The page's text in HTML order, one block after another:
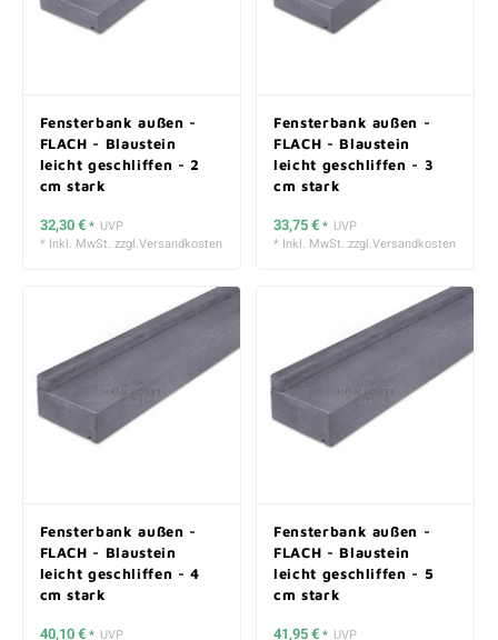
Fensterbank außen -
FLACH - Blaustein
leicht geschliffen - 2
cm stark
32,30 €* UVP
* Inkl. MwSt. zzgl.Versandkosten
Fensterbank außen -
FLACH - Blaustein
leicht geschliffen - 3
cm stark
33,75 €* UVP
* Inkl. MwSt. zzgl.Versandkosten
Fensterbank außen -
FLACH - Blaustein
leicht geschliffen - 4
cm stark
40,10 €* UVP
Fensterbank außen -
FLACH - Blaustein
leicht geschliffen - 5
cm stark
41,95 €* UVP